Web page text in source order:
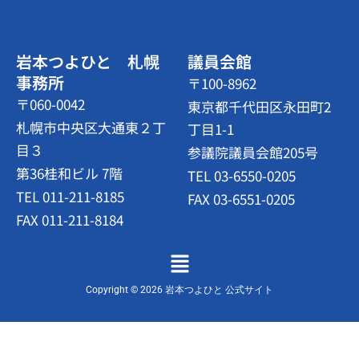
岩本つよひと 札幌
事務所
〒060-0042
札幌市中央区大通東２丁
目３
第36桂和ビル 7階
TEL 011-211-8185
FAX 011-211-8184
議員会館
〒100-8962
東京都千代田区永田町2
丁目1-1
参議院議員会館205号
TEL 03-6550-0205
FAX 03-6551-0205
メ
ニ
ュ
Copyright © 2026 岩本つよひと 公式サイト